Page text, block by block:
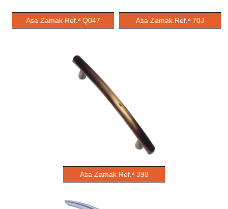
Asa Zamak Ref.ª Q047 Asa Zamak Ref.ª 70J
Asa Zamak Ref.ª 398